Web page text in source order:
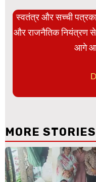
स्वतंत्र और सच्ची
और राजनैतिक नियंत्रण
आगे
MORE STORIES